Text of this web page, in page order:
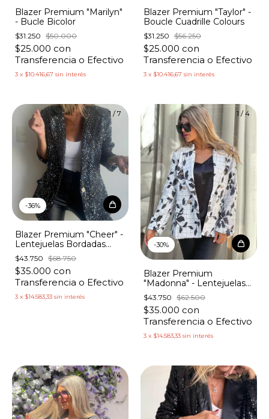
Blazer Premium "Marilyn"
- Bucle Bicolor
$31.250 $50.000
$25.000 con
Transferencia o Efectivo
3 x $10.416,67 sin interés
Blazer Premium "Taylor" -
Boucle Cuadrille Colours
$31.250 $56.250
$25.000 con
Transferencia o Efectivo
3 x $10.416,67 sin interés
1 /7
-36%
Blazer Premium "Cheer" -
Lentejuelas Bordadas
Brillantes
$43.750 $68.750
$35.000 con
Transferencia o Efectivo
3 x $14.583,33 sin interés
1/4
-30%
Blazer Premium
"Madonna" - Lentejuelas
Bordadas Hojas Black &
White
$43.750 $62.500
$35.000 con
Transferencia o Efectivo
3 x $14.583,33 sin interés
1/4 1/4